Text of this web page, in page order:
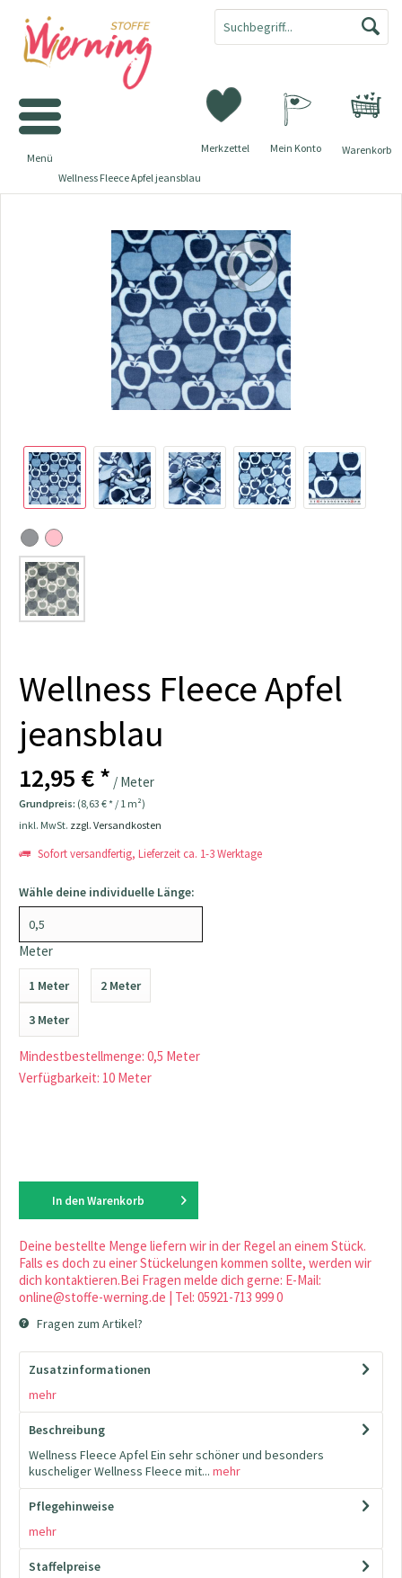
Warenkorb
Merkzettel Mein Konto
Menü
Wellness Fleece Apfel jeansblau
Wellness Fleece Apfel
jeansblau
12,95 € * / Meter
Grundpreis: (8,63 € * / 1 m²)
inkl. MwSt. zzgl. Versandkosten
Sofort versandfertig, Lieferzeit ca. 1-3 Werktage
Wähle deine individuelle Länge:
Meter
1 Meter 2 Meter
3 Meter
Mindestbestellmenge: 0,5 Meter
Verfügbarkeit: 10 Meter
In den Warenkorb
Deine bestellte Menge liefern wir in der Regel an einem Stück.
Falls es doch zu einer Stückelungen kommen sollte, werden wir
dich kontaktieren.Bei Fragen melde dich gerne: E-Mail:
online@stoffe-werning.de | Tel: 05921-713 999 0
Fragen zum Artikel?
Zusatzinformationen
mehr
Beschreibung
Wellness Fleece Apfel Ein sehr schöner und besonders
kuscheliger Wellness Fleece mit... mehr
Pflegehinweise
mehr
Staffelpreise